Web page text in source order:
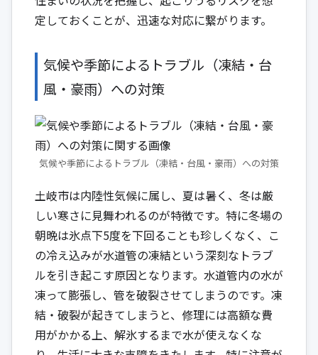
定しておくことが、迅速な対応に繋がります。
気候や季節によるトラブル（凍結・台
風・豪雨）への対策
気候や季節によるトラブル（凍結・台風・豪雨）への対策
土岐市は内陸性気候に属し、夏は暑く、冬は厳
しい寒さに見舞われるのが特徴です。特に冬場の
朝晩は氷点下5度を下回ることも珍しくなく、こ
の冷え込みが水道管の凍結という深刻なトラブ
ルを引き起こす原因となります。水道管内の水が
凍って膨張し、管を破裂させてしまうのです。凍
結・破裂が起きてしまうと、修理には高額な費
用がかかる上、解氷するまで水が使えなくな